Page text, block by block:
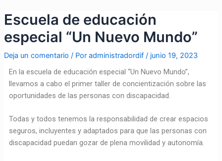
Escuela de educación
especial “Un Nuevo Mundo”
Deja un comentario / Por administradordif / junio 19, 2023
En la escuela de educación especial “Un Nuevo Mundo”,
llevamos a cabo el primer taller de concientización sobre las
oportunidades de las personas con discapacidad.
Todas y todos tenemos la responsabilidad de crear espacios
seguros, incluyentes y adaptados para que las personas con
discapacidad puedan gozar de plena movilidad y autonomía.
de